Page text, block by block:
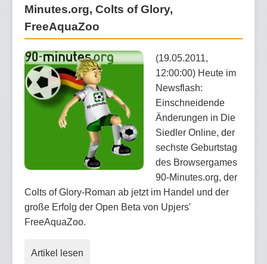
Minutes.org, Colts of Glory,
FreeAquaZoo
(19.05.2011,
12:00:00) Heute im
Newsflash:
Einschneidende
Änderungen in Die
Siedler Online, der
sechste Geburtstag
des Browsergames
90-Minutes.org, der
Colts of Glory-Roman ab jetzt im Handel und der
große Erfolg der Open Beta von Upjers'
FreeAquaZoo.
Artikel lesen